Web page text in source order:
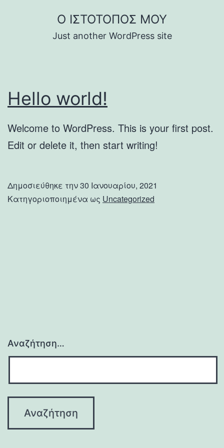
περιεχόμενο
Ο ΙΣΤΌΤΟΠΌΣ ΜΟΥ
Just another WordPress site
Hello world!
Welcome to WordPress. This is your first post.
Edit or delete it, then start writing!
Δημοσιεύθηκε την30 Ιανουαρίου, 2021
Κατηγοριοποιημένα ως Uncategorized
Αναζήτηση…